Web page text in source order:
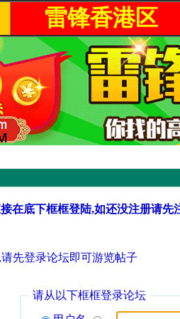
雷锋香港区
在底下框框登陆,如还没注册请先
先登录论坛即可游览帖子
请从以下框框登录论坛